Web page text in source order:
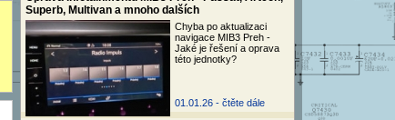
Superb, Multivan a mnoho dalších
Chyba po aktualizaci
navigace MIB3 Preh -
Jaké je řešení a oprava
této jednotky?
01.01.26 - čtěte dále